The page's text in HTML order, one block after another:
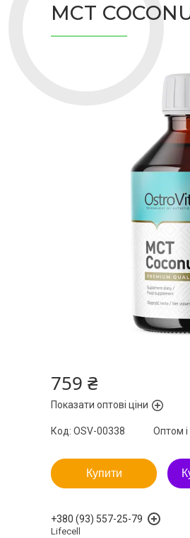
MCT
759 ₴
Показати оптові ціни
Оптом і
Код: OSV-00338
Купити
+380 (93) 557-25-79
Lifecell